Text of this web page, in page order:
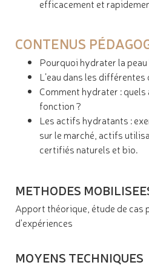
efficacement et
CONTENUS
Pourquoi hydrater la peau
L’eau dans les différentes
Comment hydrater :
fonction ?
Les actifs hydratants :
sur le marché, actifs
certifiés naturels et bio.
METHODES
Apport théorique, étude de cas
d'expériences
MOYENS TECHNIQUES